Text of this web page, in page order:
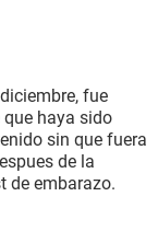
fue
haya sido
sin que fuera
de la
de embarazo.